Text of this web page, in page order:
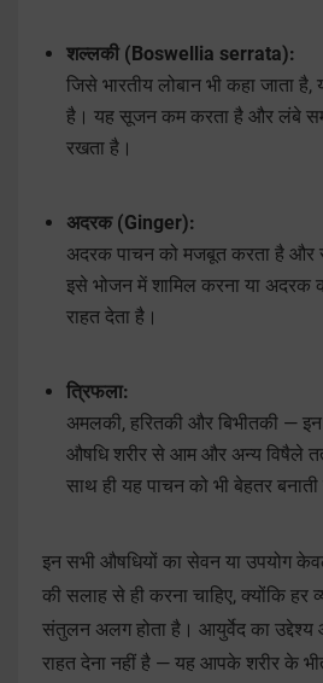
शल्लकी (Boswellia serrata):
जिसे भारतीय लोबान भी कहा जाता है,
है। यह सूजन कम करता है और लंबे
रखता है।
अदरक (Ginger):
अदरक पाचन को मजबूत करता है और
इसे भोजन में शामिल करना या अदरक
राहत देता है।
त्रिफला:
अमलकी, हरितकी और बिभीतकी —
औषधि शरीर से आम और अन्य विषैले
साथ ही यह पाचन को भी बेहतर बनाती
इन सभी औषधियों का सेवन या उपयोग
की सलाह से ही करना चाहिए, क्योंकि हर
संतुलन अलग होता है। आयुर्वेद का
राहत देना नहीं है — यह आपके शरीर के